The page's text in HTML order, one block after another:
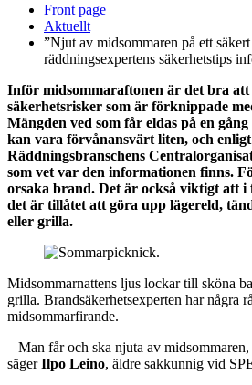
Front page
Aktuellt
”Njut av midsommaren på ett säkert
räddningsexpertens säkerhetstips
Inför midsommaraftonen är det bra att
säkerhetsrisker som är förknippade
Mängden ved som får eldas på en
kan vara förvånansvärt liten, och
Räddningsbranschens
som vet var den informationen finns.
orsaka brand. Det är också viktigt att
det är tillåtet att göra upp lägereld,
eller grilla.
Midsommarnattens ljus lockar till sköna
grilla. Brandsäkerhetsexperten har några
midsommarfirande.
– Man får och ska njuta av
sägerIlpo Leino, äldre sakkunnig vid